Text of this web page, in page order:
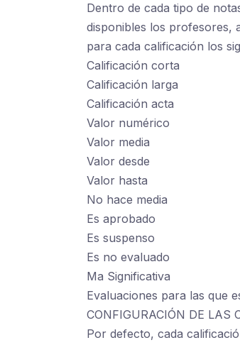
Dentro de cada tipo de
disponibles los profesores,
para cada calificación los
Calificación corta
Calificación larga
Calificación acta
Valor numérico
Valor media
Valor desde
Valor hasta
No hace media
Es aprobado
Es suspenso
Es no evaluado
Ma Significativa
Evaluaciones para las que
CONFIGURACIÓN DE LAS
Por defecto, cada